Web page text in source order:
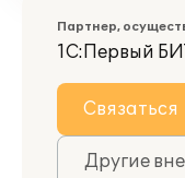
Партнер,
1С:Первый
Связаться
Другие